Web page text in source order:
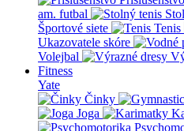
am. futbal
Športové siete
Tenis
Ukazovatele skóre
Volejbal
Fitness
Yate
Činky
Joga